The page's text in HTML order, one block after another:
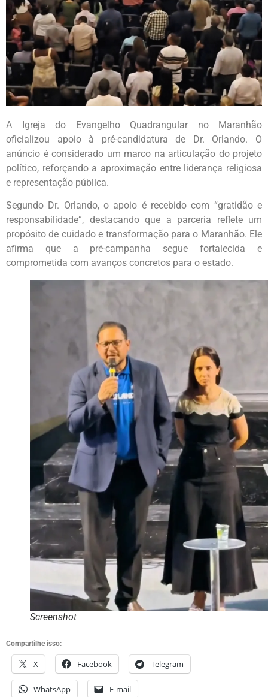
A Igreja do Evangelho Quadrangular no Maranhão
oficializou apoio à pré-candidatura de Dr. Orlando. O
anúncio é considerado um marco na articulação do projeto
político, reforçando a aproximação entre liderança religiosa
e representação pública.
Segundo Dr. Orlando, o apoio é recebido com “gratidão e
responsabilidade”, destacando que a parceria reflete um
propósito de cuidado e transformação para o Maranhão. Ele
afirma que a pré-campanha segue fortalecida e
comprometida com avanços concretos para o estado.
Screenshot
Compartilhe isso:
X Facebook Telegram
WhatsApp E-mail